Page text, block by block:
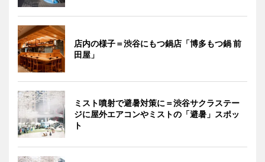
店内の様子＝渋谷にもつ鍋店「博多もつ鍋 前
田屋」
ミスト噴射で避暑対策に＝渋谷サクラステー
ジに屋外エアコンやミストの「避暑」スポッ
ト